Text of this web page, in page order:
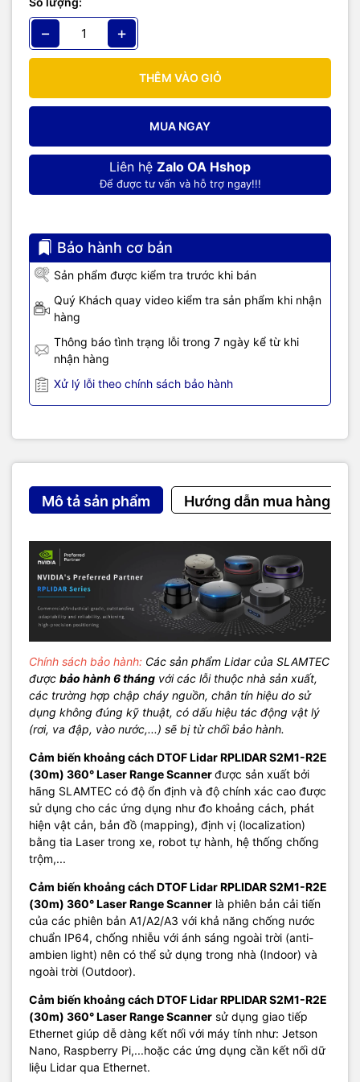
− +
THÊM VÀO GIỎ
MUA NGAY
Liên hệ Zalo OA Hshop
Để được tư vấn và hỗ trợ ngay!!!
Bảo hành cơ bản
Sản phẩm được kiểm tra trước khi bán
Quý Khách quay video kiểm tra sản phẩm khi nhận
hàng
Thông báo tình trạng lỗi trong 7 ngày kể từ khi
nhận hàng
Xử lý lỗi theo chính sách bảo hành
Mô tả sản phẩm Hướng dẫn mua hàng
Chính sách bảo hành: Các sản phẩm Lidar của SLAMTEC
được bảo hành 6 tháng với các lỗi thuộc nhà sản xuất,
các trường hợp chập cháy nguồn, chân tín hiệu do sử
dụng không đúng kỹ thuật, có dấu hiệu tác động vật lý
(rơi, va đập, vào nước,...) sẽ bị từ chối bảo hành.
Cảm biến khoảng cách DTOF Lidar RPLIDAR S2M1-R2E
(30m) 360° Laser Range Scannerđược sản xuất bởi
hãng SLAMTEC có độ ổn định và độ chính xác cao được
sử dụng cho các ứng dụng như đo khoảng cách, phát
hiện vật cản, bản đồ (mapping), định vị (localization)
bằng tia Laser trong xe, robot tự hành, hệ thống chống
trộm,...
Cảm biến khoảng cách DTOF Lidar RPLIDAR S2M1-R2E
(30m) 360° Laser Range Scanner là phiên bản cải tiến
của các phiên bản A1/A2/A3 với khả năng chống nước
chuẩn IP64, chống nhiễu với ánh sáng ngoài trời (anti-
ambien light) nên có thể sử dụng trong nhà (Indoor) và
ngoài trời (Outdoor).
Cảm biến khoảng cách DTOF Lidar RPLIDAR S2M1-R2E
(30m) 360° Laser Range Scanner sử dụng giao tiếp
Ethernet giúp dễ dàng kết nối với máy tính như: Jetson
Nano, Raspberry Pi,...hoặc các ứng dụng cần kết nối dữ
liệu Lidar qua Ethernet.